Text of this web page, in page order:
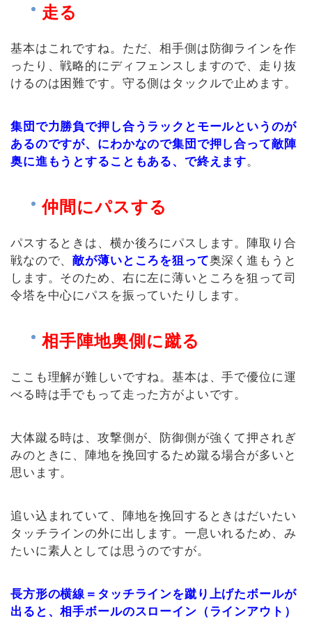
走る
基本はこれですね。ただ、相手側は防御ラインを作
ったり、戦略的にディフェンスしますので、走り抜
けるのは困難です。守る側はタックルで止めます。
集団で力勝負で押し合うラックとモールというのが
あるのですが、にわかなので集団で押し合って敵陣
奥に進もうとすることもある、で終えます。
仲間にパスする
パスするときは、横か後ろにパスします。陣取り合
戦なので、敵が薄いところを狙って奥深く進もうと
します。そのため、右に左に薄いところを狙って司
令塔を中心にパスを振っていたりします。
相手陣地奥側に蹴る
ここも理解が難しいですね。基本は、手で優位に運
べる時は手でもって走った方がよいです。
大体蹴る時は、攻撃側が、防御側が強くて押されぎ
みのときに、陣地を挽回するため蹴る場合が多いと
思います。
追い込まれていて、陣地を挽回するときはだいたい
タッチラインの外に出します。一息いれるため、み
たいに素人としては思うのですが。
長方形の横線＝タッチラインを蹴り上げたボールが
出ると、相手ボールのスローイン（ラインアウト）